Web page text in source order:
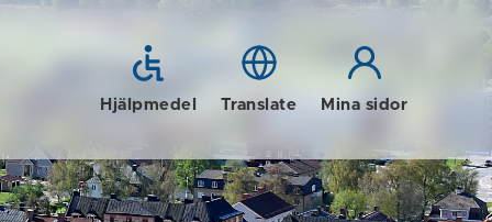
Hjälpmedel Translate Mina sidor